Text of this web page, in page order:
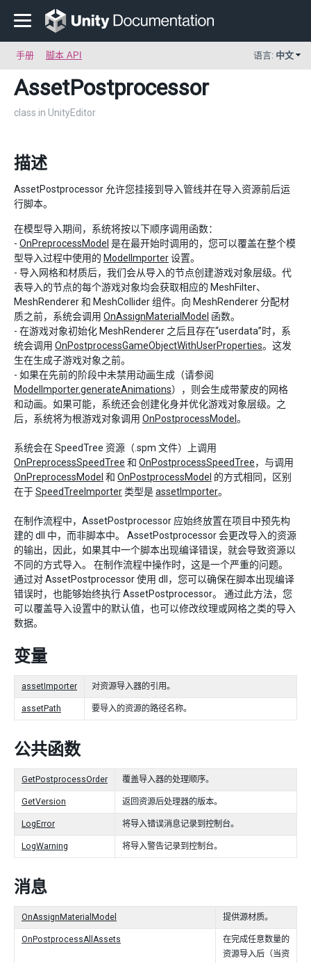
手册 脚本 API 语言: 中文
AssetPostprocessor
class in UnityEditor
描述
AssetPostprocessor 允许您挂接到导入管线并在导入资源前后运
行脚本。
在模型导入期间，系统将按以下顺序调用函数：
- OnPreprocessModel 是在最开始时调用的，您可以覆盖在整个模
型导入过程中使用的 ModelImporter设置。
- 导入网格和材质后，我们会从导入的节点创建游戏对象层级。代
表导入的节点的每个游戏对象均会获取相应的 MeshFilter、
MeshRenderer 和 MeshCollider 组件。向 MeshRenderer 分配材
质之前，系统会调用 OnAssignMaterialModel 函数。
- 在游戏对象初始化 MeshRenderer 之后且存在“userdata”时，系
统会调用 OnPostprocessGameObjectWithUserProperties。这发
生在生成子游戏对象之前。
- 如果在先前的阶段中未禁用动画生成（请参阅
ModelImporter.generateAnimations），则会生成带蒙皮的网格
和动画。如果可能，系统还会创建化身并优化游戏对象层级。之
后，系统将为根游戏对象调用 OnPostprocessModel 。
系统会在 SpeedTree 资源（.spm 文件）上调用
OnPreprocessSpeedTree 和 OnPostprocessSpeedTree，与调用
OnPreprocessModel 和 OnPostprocessModel 的方式相同，区别
在于SpeedTreeImporter 类型是assetImporter。
在制作流程中，AssetPostprocessor 应始终放置在项目中预先构
建的 dll 中，而非脚本中。 AssetPostprocessor 会更改导入的资源
的输出，因此，如果其中一个脚本出现编译错误，就会导致资源以
不同的方式导入。 在制作流程中操作时，这是一个严重的问题。
通过对 AssetPostprocessor 使用 dll，您可以确保在脚本出现编译
错误时，也能够始终执行 AssetPostprocessor。 通过此方法，您
可以覆盖导入设置中的默认值，也可以修改纹理或网格之类的导入
数据。
变量
assetImporter 对资源导入器的引用。
assetPath 要导入的资源的路径名称。
公共函数
GetPostprocessOrder 覆盖导入器的处理顺序。
GetVersion 返回资源后处理器的版本。
LogError 将导入错误消息记录到控制台。
LogWarning 将导入警告记录到控制台。
消息
OnAssignMaterialModel 提供源材质。
OnPostprocessAllAssets
在完成任意数量的
资源导入后（当资